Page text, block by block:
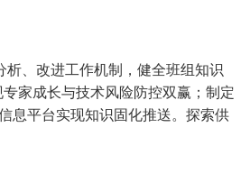
析、改进工作机制，健全班组知识
家成长与技术风险防控双赢；制定
息平台实现知识固化推送。探索供